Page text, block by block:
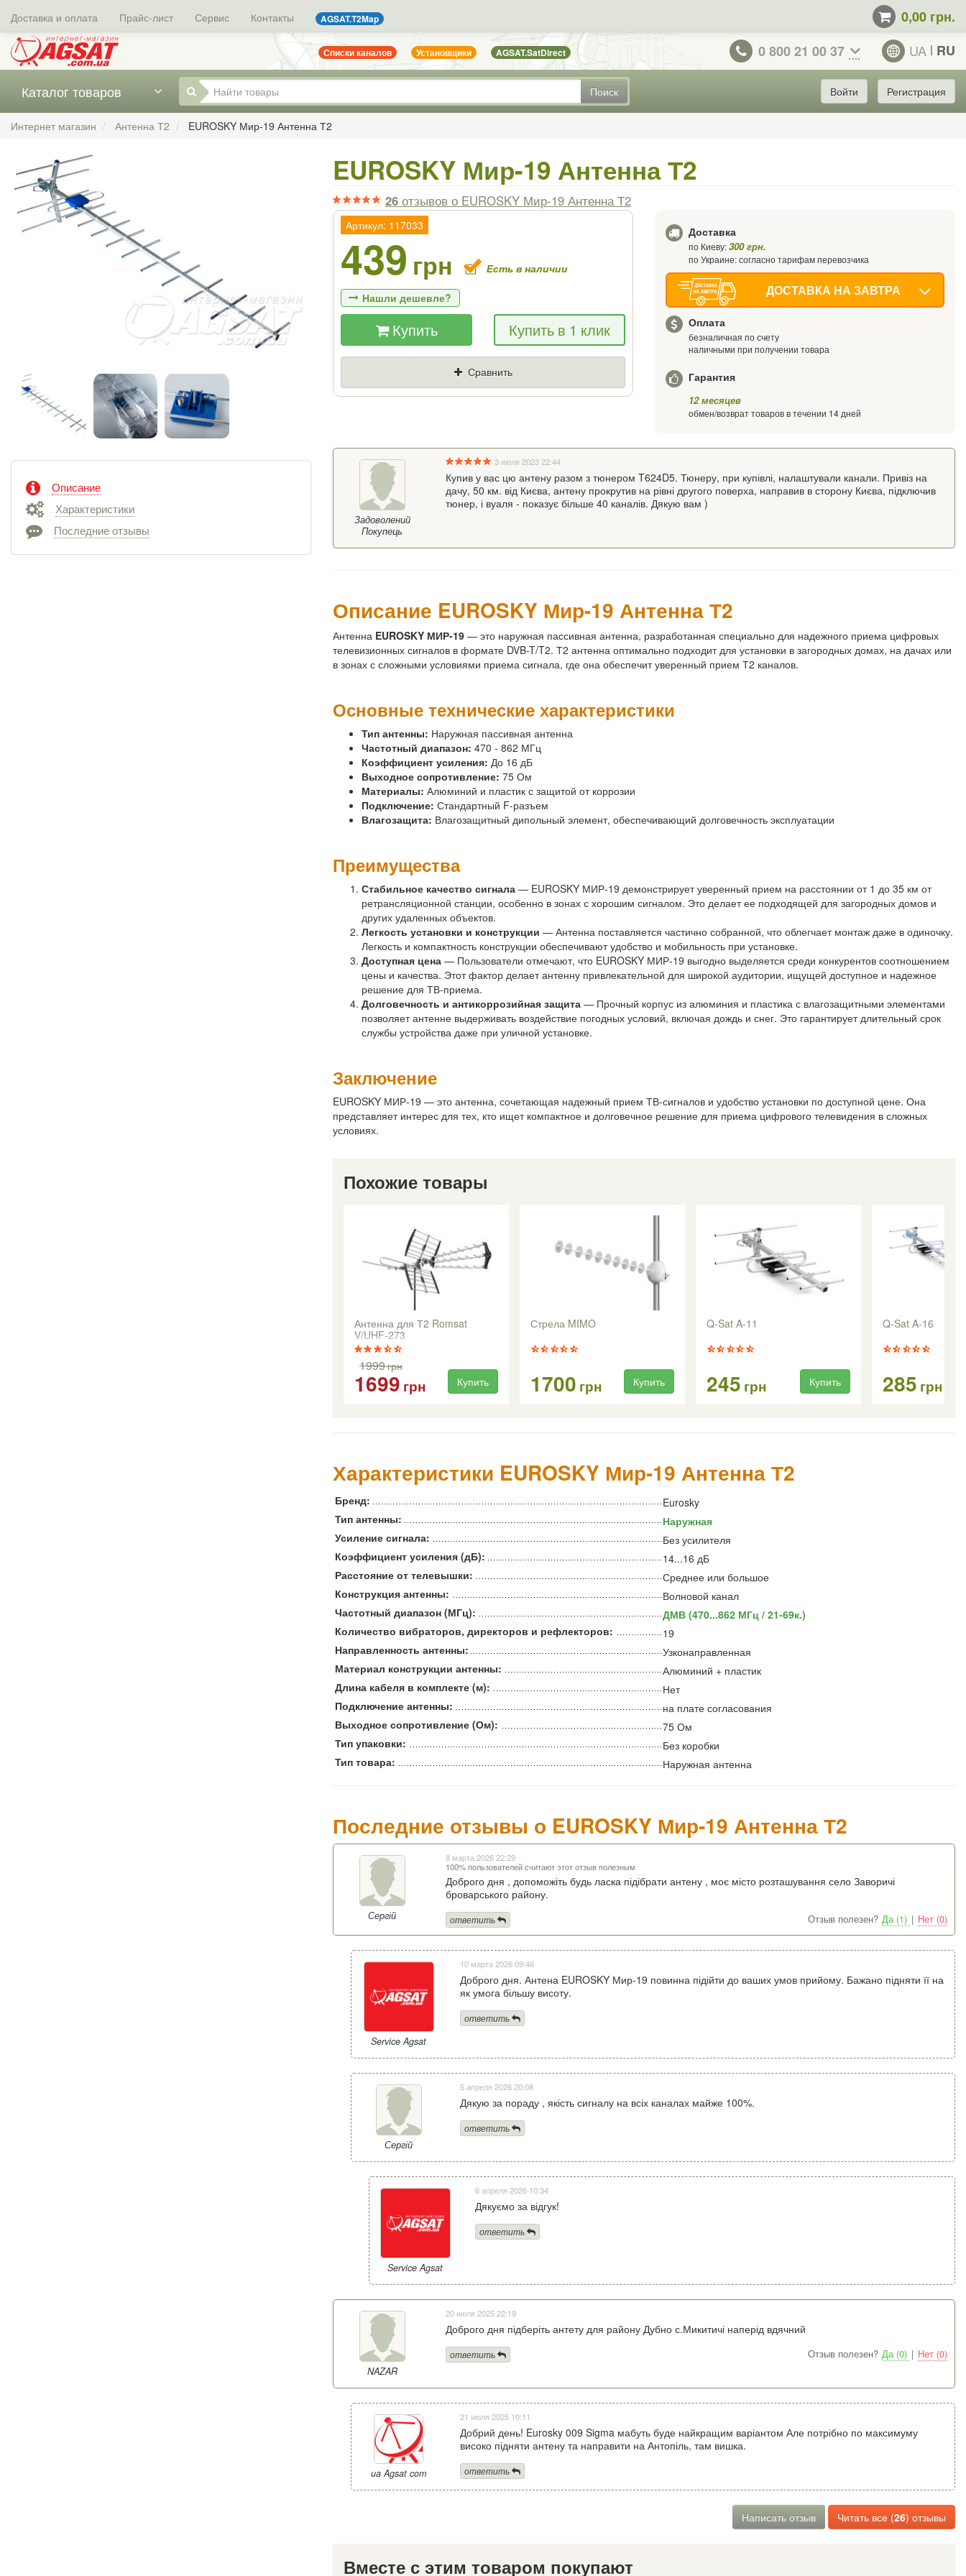
Доставка и оплата Прайс-лист Сервис Контакты AGSAT.T2Map 0,00 грн.
Списки каналов Установщики AGSAT.SatDirect 0 800 21 00 37 UA RU
Поиск
Каталог товаров Войти Регистрация
Интернет магазин Антенна Т2 EUROSKY Мир-19 Антенна Т2
Описание
Характеристики
Последние отзывы
EUROSKY Мир-19 Антенна Т2
26 отзывово EUROSKY Мир-19 Антенна Т2
Артикул: 117033
439 грн Есть в наличии
Нашли дешевле?
Если Вы найдете товар дешевле - мы снизим
цену и подарим % от разницы
Цена Где нашли (Url ссылка)
Купить Купить в 1 клик
Сравнить
Доставка
по Киеву:300 грн.
по Украине: согласно тарифам перевозчика
ДОСТАВКА НА ЗАВТРА
Оплата
безналичная по счету
наличными при получении товара
Гарантия
12 месяцев
обмен/возврат товаров в течении 14 дней
Задоволений
Покупець
3 июля 2023 22:44
Купив у вас цю антену разом з тюнером T624D5. Тюнеру, при купівлі, налаштували канали. Привіз на
дачу, 50 км. від Києва, антену прокрутив на рівні другого поверха, направив в сторону Києва, підключив
тюнер, і вуаля - показує більше 40 каналів. Дякую вам )
Описание EUROSKY Мир-19 Антенна Т2
Антенна EUROSKY МИР-19 — это наружная пассивная антенна, разработанная специально для надежного приема цифровых
телевизионных сигналов в формате DVB-T/T2. Т2 антенна оптимально подходит для установки в загородных домах, на дачах или
в зонах с сложными условиями приема сигнала, где она обеспечит уверенный прием Т2 каналов.
Основные технические характеристики
Тип антенны: Наружная пассивная антенна
Частотный диапазон: 470 - 862 МГц
Коэффициент усиления: До 16 дБ
Выходное сопротивление: 75 Ом
Материалы: Алюминий и пластик с защитой от коррозии
Подключение: Стандартный F-разъем
Влагозащита: Влагозащитный дипольный элемент, обеспечивающий долговечность эксплуатации
Преимущества
Стабильное качество сигнала — EUROSKY МИР-19 демонстрирует уверенный прием на расстоянии от 1 до 35 км от
ретрансляционной станции, особенно в зонах с хорошим сигналом. Это делает ее подходящей для загородных домов и
других удаленных объектов.
Легкость установки и конструкции — Антенна поставляется частично собранной, что облегчает монтаж даже в одиночку.
Легкость и компактность конструкции обеспечивают удобство и мобильность при установке.
Доступная цена — Пользователи отмечают, что EUROSKY МИР-19 выгодно выделяется среди конкурентов соотношением
цены и качества. Этот фактор делает антенну привлекательной для широкой аудитории, ищущей доступное и надежное
решение для ТВ-приема.
Долговечность и антикоррозийная защита — Прочный корпус из алюминия и пластика с влагозащитными элементами
позволяет антенне выдерживать воздействие погодных условий, включая дождь и снег. Это гарантирует длительный срок
службы устройства даже при уличной установке.
Заключение
EUROSKY МИР-19 — это антенна, сочетающая надежный прием ТВ-сигналов и удобство установки по доступной цене. Она
представляет интерес для тех, кто ищет компактное и долговечное решение для приема цифрового телевидения в сложных
условиях.
Похожие товары
Антенна для Т2 Romsat
V/UHF-273
1999грн
1699 грн Купить
Стрела MIMO
1700 грн Купить
Q-Sat A-11
245 грн Купить
Q-Sat A-16
285 грн
Характеристики EUROSKY Мир-19 Антенна Т2
Бренд:
Eurosky
Тип антенны:
Наружная
Усиление сигнала:
Без усилителя
Коэффициент усиления (дБ):
14...16 дБ
Расстояние от телевышки:
Среднее или большое
Конструкция антенны:
Волновой канал
Частотный диапазон (МГц):
ДМВ (470...862 МГц / 21-69к.)
Количество вибраторов, директоров и рефлекторов:
19
Направленность антенны:
Узконаправленная
Материал конструкции антенны:
Алюминий + пластик
Длина кабеля в комплекте (м):
Нет
Подключение антенны:
на плате согласования
Выходное сопротивление (Ом):
75 Ом
Тип упаковки:
Без коробки
Тип товара:
Наружная антенна
Последние отзывы о EUROSKY Мир-19 Антенна Т2
Сергій
8 марта 2026 22:29
100% пользователей считают этот отзыв полезным
Доброго дня , допоможіть будь ласка підібрати антену , моє місто розташування село Заворичі
броварського району.
Отзыв полезен? Да (1) | Нет (0)
ответить
Service Agsat
10 марта 2026 09:46
Доброго дня. Антена EUROSKY Мир-19 повинна підійти до ваших умов прийому. Бажано підняти її на
як умога більшу висоту.
ответить
Сергій
5 апреля 2026 20:08
Дякую за пораду , якість сигналу на всіх каналах майже 100%.
ответить
Service Agsat
6 апреля 2026 10:34
Дякуємо за відгук!
ответить
NAZAR
20 июля 2025 22:19
Доброго дня підберіть антету для району Дубно с.Микитичі наперід вдячний
Отзыв полезен? Да (0) | Нет (0)
ответить
ua Agsat com
21 июля 2025 10:11
Добрий день! Eurosky 009 Sigma мабуть буде найкращим варіантом Але потрібно по максимуму
високо підняти антену та направити на Антопіль, там вишка.
ответить
Написать отзыв Читать все (26) отзывы
Вместе с этим товаром покупают